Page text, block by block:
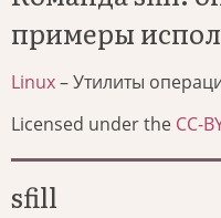
примеры
Linux– Утилиты
Licensed under the CC-
sfill